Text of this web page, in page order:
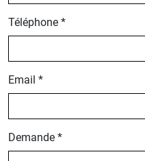
Téléphone *
Email *
Demande *